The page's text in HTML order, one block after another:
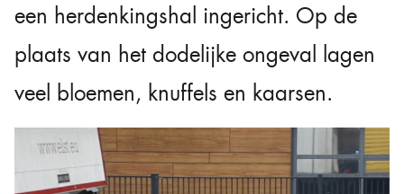
een herdenkingshal ingericht. Op de
plaats van het dodelijke ongeval lagen
veel bloemen, knuffels en kaarsen.